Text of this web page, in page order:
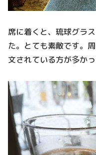
席に着くと、琉球グラ
た。とても素敵です。
文されている方が多かっ